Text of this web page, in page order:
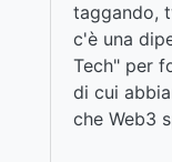
taggando,
c'è una
Tech" per
di cui
che Web3